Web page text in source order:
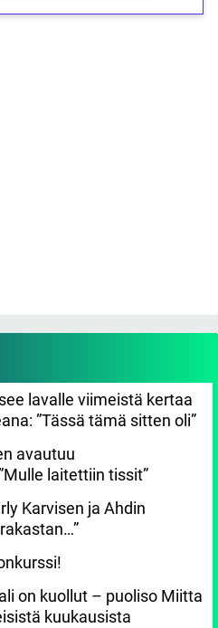
lavalle viimeistä kertaa
”Tässä tämä sitten oli”
avautuu
laitettiin tissit”
Karvisen ja Ahdin
on kuollut – puoliso Miitta
kuukausista